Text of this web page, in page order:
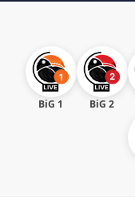
BiG 1 BiG 2